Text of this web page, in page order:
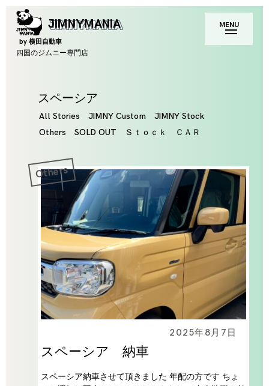
Skip
to
content
JIMNYMANIA
by 横田自動車
四国のジムニー専門店
toggle
open/close
sidebar
MENU
Tag
スペーシア
All Stories JIMNY Custom
JIMNY Stock
Others
SOLD OUT Ｓｔｏｃｋ ＣＡＲ
2025年8月7日
スペーシア 納車
スペーシア納車させて頂きました 年配の方です ちょ
Others